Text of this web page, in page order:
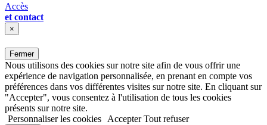
Accès
et contact
×
Fermer
Nous utilisons des cookies sur notre site afin de vous offrir une
expérience de navigation personnalisée, en prenant en compte vos
préférences dans vos différentes visites sur notre site. En cliquant sur
"Accepter", vous consentez à l'utilisation de tous les cookies
présents sur notre site.
Personnaliser les cookies
Accepter Tout refuser